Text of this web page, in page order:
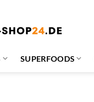
SUPERFOODS